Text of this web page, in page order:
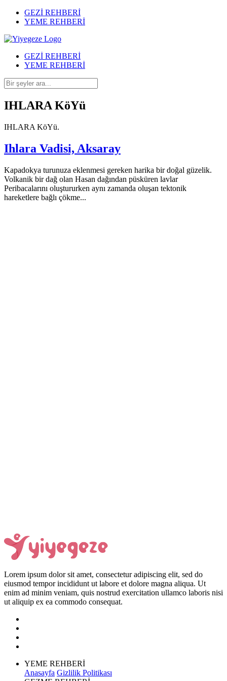
GEZİ REHBERİ
YEME REHBERİ
GEZİ REHBERİ
YEME REHBERİ
IHLARA KöYü
IHLARA KöYü.
Ihlara Vadisi, Aksaray
Kapadokya turunuza eklenmesi gereken harika bir doğal güzelik.
Volkanik bir dağ olan Hasan dağından püsküren lavlar
Peribacalarını oluştururken aynı zamanda oluşan tektonik
hareketlere bağlı çökme...
Lorem ipsum dolor sit amet, consectetur adipiscing elit, sed do
eiusmod tempor incididunt ut labore et dolore magna aliqua. Ut
enim ad minim veniam, quis nostrud exercitation ullamco laboris nisi
ut aliquip ex ea commodo consequat.
YEME REHBERİ
Anasayfa Gizlilik Politikası